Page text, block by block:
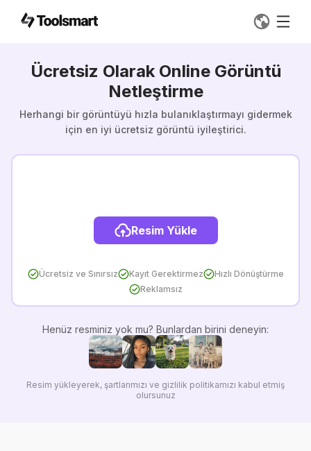
Ücretsiz Olarak Online Görüntü
Netleştirme
Herhangi bir görüntüyü hızla bulanıklaştırmayı gidermek
için en iyi ücretsiz görüntü iyileştirici.
Resim Yükle
Ücretsiz ve Sınırsız Kayıt Gerektirmez
Hızlı Dönüştürme
Reklamsız
Henüz resminiz yok mu? Bunlardan birini deneyin:
Resim yükleyerek, şartlarımızı ve gizlilik politikamızı kabul etmiş
olursunuz